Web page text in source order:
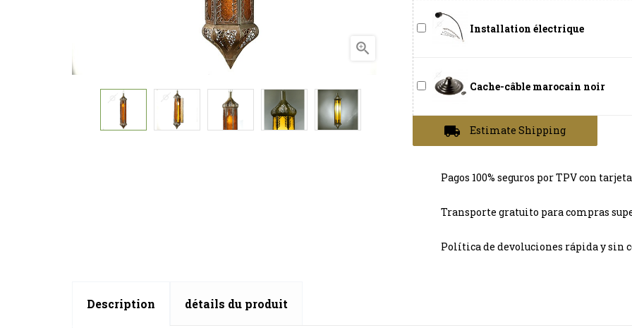

Installation électrique
Cache-câble marocain noir
local_shipping Estimate Shipping
Pagos 100% seguros por TPV con tarjeta
Transporte gratuito para compras
Política de devoluciones rápida y sin
Description détails du produit